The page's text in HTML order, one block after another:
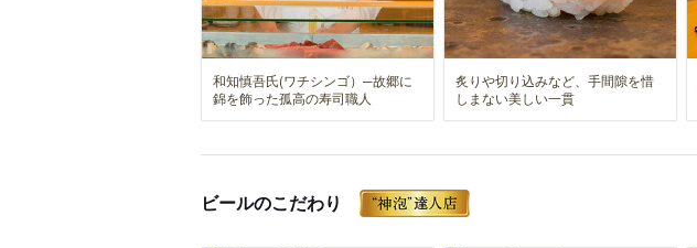
和知慎吾氏(ワチシンゴ）─故郷に
錦を飾った孤高の寿司職人
炙りや切り込みなど、手間隙を惜
しまない美しい一貫
ビールのこだわり